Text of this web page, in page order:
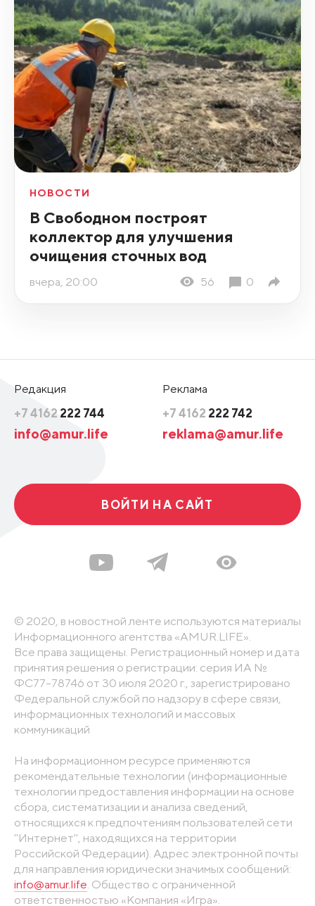
НОВОСТИ
В Свободном построят
коллектор для улучшения
очищения сточных вод
вчера, 20:00 56 0
Редакция
+7 4162 222 744
info@amur.life
Реклама
+7 4162 222 742
reklama@amur.life
ВОЙТИ НА САЙТ
© 2020, в новостной ленте используются материалы
Информационного агентства «AMUR.LIFE».
Все права защищены. Регистрационный номер и дата
принятия решения о регистрации: серия ИА №
ФС77-78746 от 30 июля 2020 г., зарегистрировано
Федеральной службой по надзору в сфере связи,
информационных технологий и массовых
коммуникаций
На информационном ресурсе применяются
рекомендательные технологии (информационные
технологии предоставления информации на основе
сбора, систематизации и анализа сведений,
относящихся к предпочтениям пользователей сети
"Интернет", находящихся на территории
Российской Федерации). Адрес электронной почты
для направления юридически значимых сообщений:
info@amur.life . Общество с ограниченной
ответственностью «Компания «Игра».